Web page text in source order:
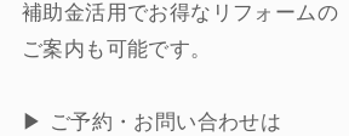
補助金活用でお得なリフォームの
ご案内も可能です。
▶ ご予約・お問い合わせは